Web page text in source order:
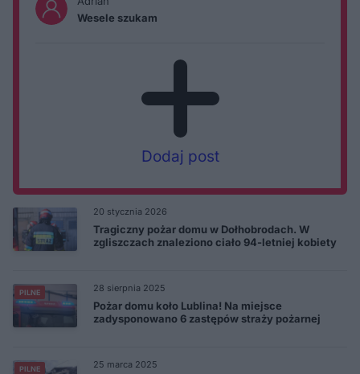
20 stycznia 2026
Tragiczny pożar domu w Dołhobrodach. W
zgliszczach znaleziono ciało 94-letniej kobiety
PILNE 28 sierpnia 2025
Pożar domu koło Lublina! Na miejsce
zadysponowano 6 zastępów straży pożarnej
PILNE 25 marca 2025
Wesele szukam
Dodaj post